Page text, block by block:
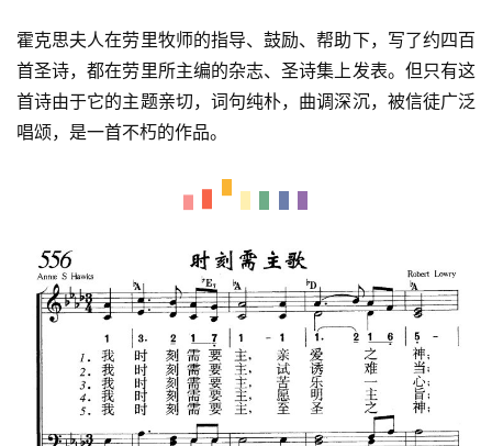
霍克思夫人在劳里牧师的指导、鼓励、帮助下，写了约四百
首圣诗，都在劳里所主编的杂志、圣诗集上发表。但只有这
首诗由于它的主题亲切，词句纯朴，曲调深沉，被信徒广泛
唱颂，是一首不朽的作品。